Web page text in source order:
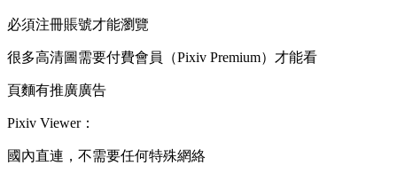
必須注冊賬號才能瀏覽
很多高清圖需要付費會員（Pixiv Premium）才能看
頁麵有推廣廣告
Pixiv Viewer：
國內直連，不需要任何特殊網絡